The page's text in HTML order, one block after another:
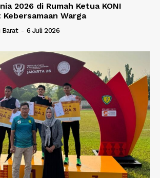
2026 di Rumah Ketua KONI
Warga
Barat - 6 Juli 2026